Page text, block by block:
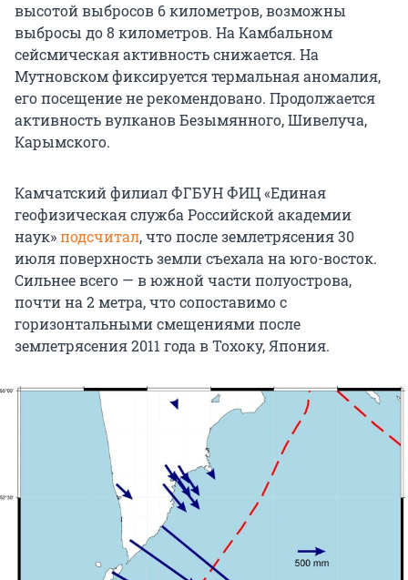
высотой выбросов 6 километров, возможны
выбросы до 8 километров. На Камбальном
сейсмическая активность снижается. На
Мутновском фиксируется термальная аномалия,
его посещение не рекомендовано. Продолжается
активность вулканов Безымянного, Шивелуча,
Карымского.
Камчатский филиал ФГБУН ФИЦ «Единая
геофизическая служба Российской академии
наук»подсчитал, что после землетрясения 30
июля поверхность земли съехала на юго-восток.
Сильнее всего — в южной части полуострова,
почти на 2 метра, что сопоставимо с
горизонтальными смещениями после
землетрясения 2011 года в Тохоку, Япония.